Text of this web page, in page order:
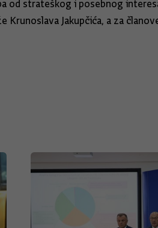
od strateškog i posebnog
Jakupčića, a za